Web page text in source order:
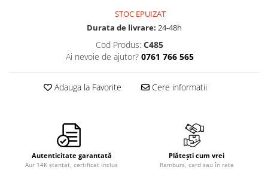
STOC EPUIZAT
Durata de livrare: 24-48h
Cod Produs: C485
Ai nevoie de ajutor? 0761 766 565
Adauga la Favorite Cere informatii
Autenticitate garantată
Aur 14K ștanțat, certificat inclus
Plătești cum vrei
Ramburs, card sau în rate